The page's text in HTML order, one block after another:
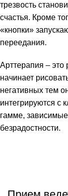
трезвость
счастья. Кроме
«кнопки»
переедания.
Арттерапия – это
начинает
негативных тем
интегрируются с
гамме,
безрадостности.